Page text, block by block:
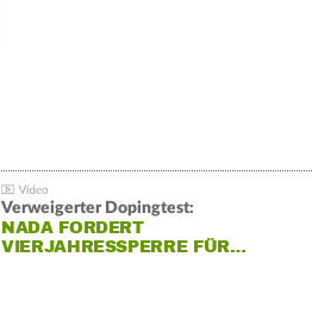
Verweigerter Dopingtest:
NADA FORDERT
VIERJAHRESSPERRE FÜR…